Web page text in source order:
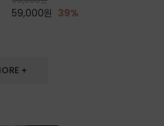
59,000원 39%
+